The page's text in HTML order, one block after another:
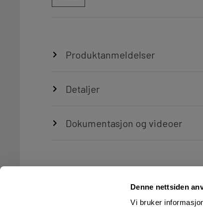
Denne nettsiden
Vi bruker
Produktanmeldelser
Detaljer
Dokumentasjon og videoer